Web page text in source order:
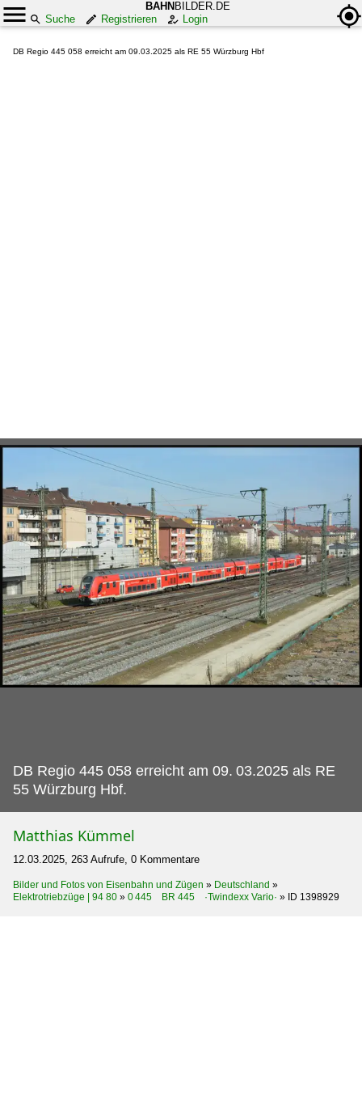
BAHN BILDER.DE
Suche
Registrieren Login
DB Regio 445 058 erreicht am 09.03.2025 als RE 55 Würzburg Hbf
DB Regio 445 058 erreicht am 09. 03.2025 als RE
55 Würzburg Hbf.
Matthias Kümmel
12.03.2025, 263 Aufrufe, 0 Kommentare
Bilder und Fotos von Eisenbahn und Zügen » Deutschland »
Elektrotriebzüge | 94 80 » 0 445 BR 445 ·Twindexx Vario· » ID 1398929